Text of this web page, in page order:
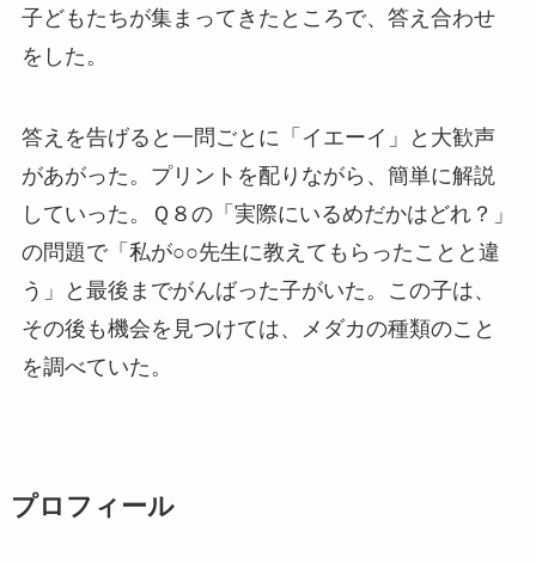
子どもたちが集まってきたところで、答え合わせ
をした。
答えを告げると一問ごとに「イエーイ」と大歓声
があがった。プリントを配りながら、簡単に解説
していった。Ｑ８の「実際にいるめだかはどれ？」
の問題で「私が○○先生に教えてもらったことと違
う」と最後までがんばった子がいた。この子は、
その後も機会を見つけては、メダカの種類のこと
を調べていた。
プロフィール